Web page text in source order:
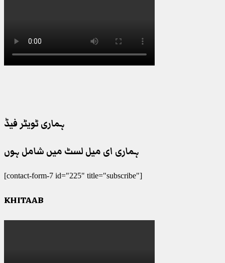
ہماری ٹویٹر فیڈ
ہماری ای میل لسٹ میں شامل ہوں
[contact-form-7 id="225" title="subscribe"]
KHITAAB